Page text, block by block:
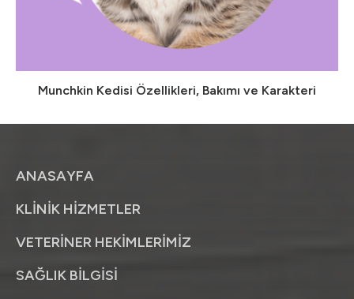
Munchkin Kedisi Özellikleri, Bakımı ve Karakteri
ANASAYFA
KLİNİK HİZMETLER
VETERİNER HEKİMLERİMİZ
SAĞLIK BİLGİSİ